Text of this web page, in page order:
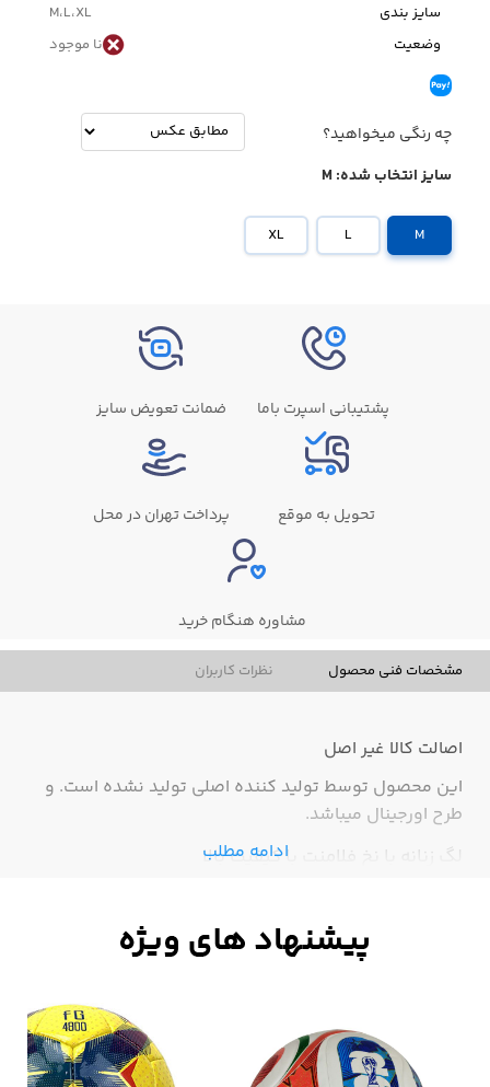
سایز بندی
M،L،XL
وضعیت
نا موجود
چه رنگی میخواهید؟
سایز انتخاب شده:M
M
L
XL
پشتیبانی اسپرت باما ضمانت تعویض سایز
تحویل به موقع پرداخت تهران در محل
مشاوره هنگام خرید
مشخصات فنی محصول نظرات کاربران
اصالت کالا غیر اصل
این محصول توسط تولید کننده اصلی تولید نشده است. و
طرح اورجینال میباشد.
لگ زنانه با نخ فلامنت با کیفیت بالا
ادامه مطلب